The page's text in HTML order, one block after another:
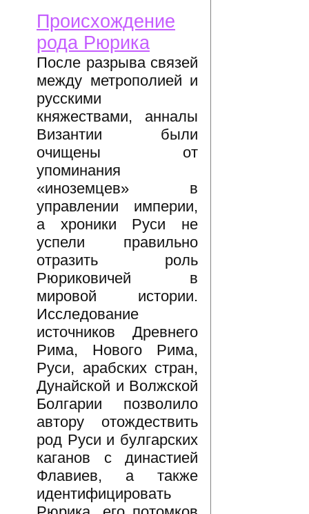
Происхождение
рода Рюрика
После разрыва связей
между метрополией и
русскими
княжествами, анналы
Византии были
очищены от
упоминания
«иноземцев» в
управлении империи,
а хроники Руси не
успели правильно
отразить роль
Рюриковичей в
мировой истории.
Исследование
источников Древнего
Рима, Нового Рима,
Руси, арабских стран,
Дунайской и Волжской
Болгарии позволило
автору отождествить
род Руси и булгарских
каганов с династией
Флавиев, а также
идентифицировать